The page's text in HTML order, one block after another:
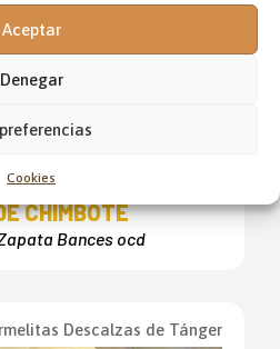
Aceptar
Denegar
Cookies
CHIMBOTE
Bances ocd
Descalzas de Tánger